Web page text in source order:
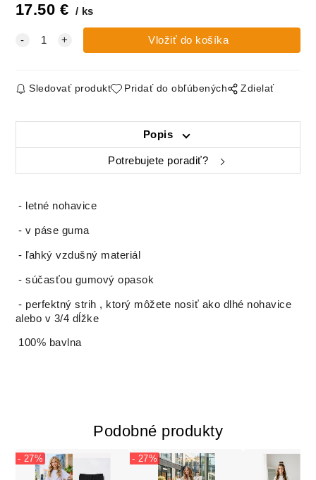
17.50 € ks
Sledovať produkt Pridať do obľúbených Zdielať
Popis
Potrebujete poradiť?
- letné nohavice
- v páse guma
- ľahký vzdušný materiál
- súčasťou gumový opasok
- perfektný strih , ktorý môžete nosiť ako dlhé nohavice
alebo v 3/4 dĺžke
100% bavlna
Podobné produkty
- 27% - 27%